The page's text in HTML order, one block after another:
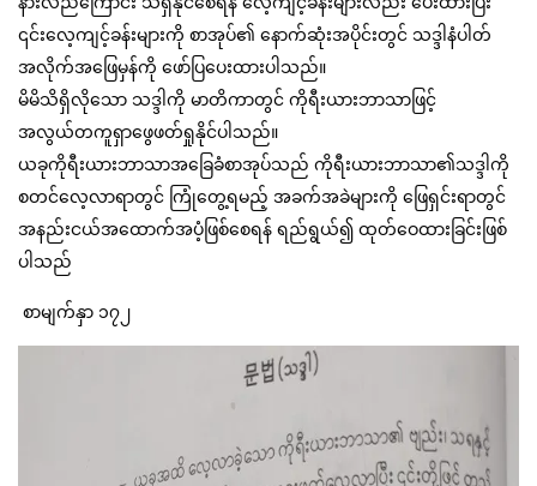
၎င်းလေ့ကျင့်ခန်းများကို စာအုပ်၏ နောက်ဆုံးအပိုင်းတွင် သဒ္ဒါနံပါတ်
အလိုက်အဖြေမှန်ကို ဖော်ပြပေးထားပါသည်။
မိမိသိရှိလိုသော သဒ္ဒါကို မာတိကာတွင် ကိုရီးယားဘာသာဖြင့်
အလွယ်တကူရှာဖွေဖတ်ရှုနိုင်ပါသည်။
ယခုကိုရီးယားဘာသာအခြေခံစာအုပ်သည် ကိုရီးယားဘာသာ၏သဒ္ဒါကို
စတင်လေ့လာရာတွင် ကြုံတွေ့ရမည့် အခက်အခဲများကို ဖြေရှင်းရာတွင်
အနည်းငယ်အထောက်အပံ့ဖြစ်စေရန် ရည်ရွယ်၍ ထုတ်ဝေထားခြင်းဖြစ်
ပါသည်
စာမျက်နှာ ၁၇၂